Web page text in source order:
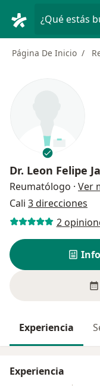
¿Qué estás
Página De Inicio
Dr. Leon Felipe
Reumatólogo · Ver
Cali 3 direcciones
2
Experiencia
Experiencia